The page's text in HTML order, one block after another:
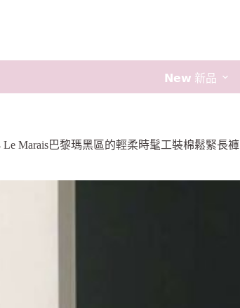
𝗡𝗲𝘄 新品
Le Marais巴黎瑪黑區的輕柔時髦工裝棉鬆緊長褲